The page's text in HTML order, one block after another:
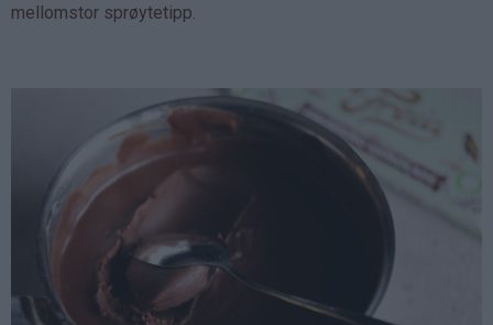
mellomstor sprøytetipp.